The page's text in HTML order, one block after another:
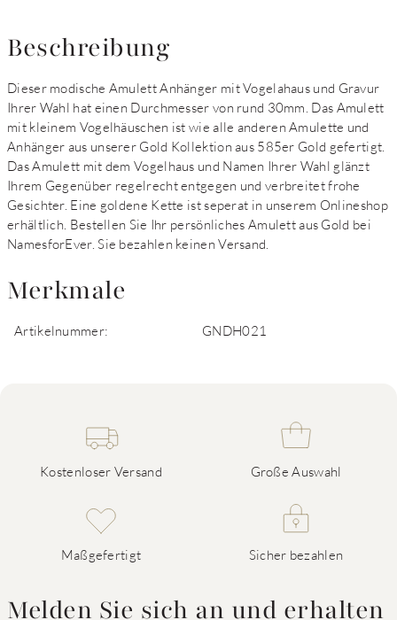
Beschreibung
Dieser modische Amulett Anhänger mit Vogelahaus und Gravur
Ihrer Wahl hat einen Durchmesser von rund 30mm. Das Amulett
mit kleinem Vogelhäuschen ist wie alle anderen Amulette und
Anhänger aus unserer Gold Kollektion aus 585er Gold gefertigt.
Das Amulett mit dem Vogelhaus und Namen Ihrer Wahl glänzt
Ihrem Gegenüber regelrecht entgegen und verbreitet frohe
Gesichter. Eine goldene Kette ist seperat in unserem Onlineshop
erhältlich. Bestellen Sie Ihr persönliches Amulett aus Gold bei
NamesforEver. Sie bezahlen keinen Versand.
Merkmale
Artikelnummer: GNDH021
Kostenloser Versand Große Auswahl
Maßgefertigt Sicher bezahlen
Melden Sie sich an und erhalten